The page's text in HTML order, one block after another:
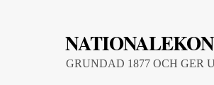
GRUNDAD 1877 OCH GER